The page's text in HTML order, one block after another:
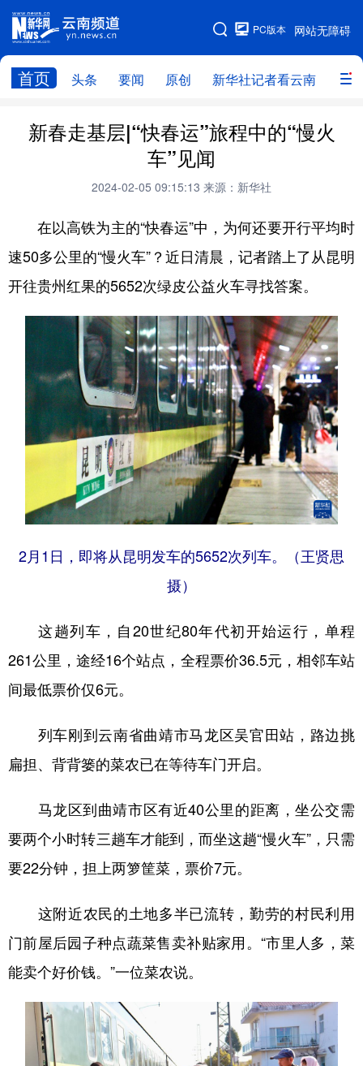
网站无障碍
PC版本
首页 头条 要闻 原创 新华社记者看云南 政务
网站地图
头条 云南要闻 本网原创
政务
云南省领导报道集
教育
州市
社会
图片
经济 服务 云南故事
云南青年说 趣看文物
新春走基层|“快春运”旅程中的“慢火
车”见闻
2024-02-05 09:15:13 来源：新华社
在以高铁为主的“快春运”中，为何还要开行平均时
速50多公里的“慢火车”？近日清晨，记者踏上了从昆明
开往贵州红果的5652次绿皮公益火车寻找答案。
2月1日，即将从昆明发车的5652次列车。（王贤思
摄）
这趟列车，自20世纪80年代初开始运行，单程
261公里，途经16个站点，全程票价36.5元，相邻车站
间最低票价仅6元。
列车刚到云南省曲靖市马龙区吴官田站 ，路边挑
扁担、背背篓的菜农已在等待车门开启。
马龙区到曲靖市区有近40公里的距离，坐公交需
要两个小时转三趟车才能到，而坐这趟“慢火车”，只需
要22分钟，担上两箩筐菜，票价7元。
这附近农民的土地多半已流转，勤劳的村民利用
门前屋后园子种点蔬菜售卖补贴家用。“市里人多，菜
能卖个好价钱。”一位菜农说。